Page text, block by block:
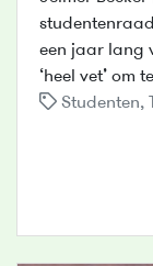
een jaar lang
‘heel vet’ om
Studenten,